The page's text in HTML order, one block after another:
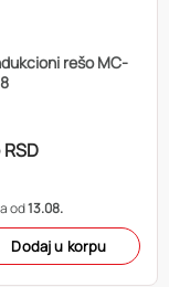
rešo MC-
RSD
od13.08.
Dodaj u korpu